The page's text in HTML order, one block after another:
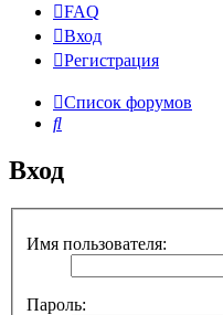
FAQ
Вход
Регистрация
Список форумов
Поиск
Вход
Имя пользователя:
Пароль: